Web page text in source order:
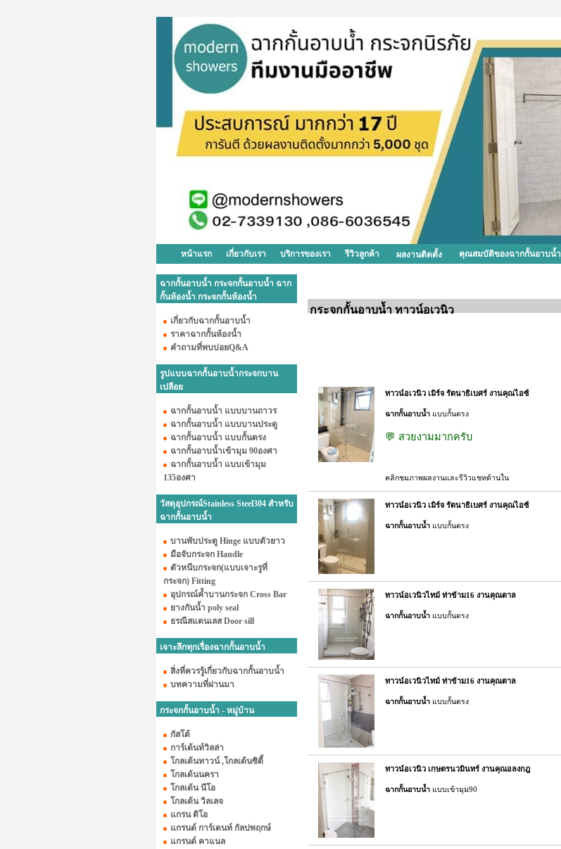
หน้าแรก เกี่ยวกับเรา บริการของเรา รีวิวลูกค้า ผลงานติดตั้ง คุณสมบัติของฉากกั้นอาบน้ำ
ฉากกั้นอาบน้ำ กระจกกั้นอาบน้ำ ฉาก
กั้นห้องน้ำ กระจกกั้นห้องน้ำ
เกี่ยวกับฉากกั้นอาบน้ำ
ราคาฉากกั้นห้องน้ำ
คำถามที่พบบ่อยQ&A
รูปแบบฉากกั้นอาบน้ำกระจกบาน
เปลือย
ฉากกั้นอาบน้ำ แบบบานถาวร
ฉากกั้นอาบน้ำ แบบบานประตู
ฉากกั้นอาบน้ำ แบบกั้นตรง
ฉากกั้นอาบน้ำเข้ามุม 90องศา
ฉากกั้นอาบน้ำ แบบเข้ามุม
135องศา
วัสดุอุปกรณ์Stainless Steel304 สำหรับ
ฉากกั้นอาบน้ำ
บานพับประตู Hinge แบบตัวยาว
มือจับกระจก Handle
ตัวหนีบกระจก(แบบเจาะรูที่
กระจก) Fitting
อุปกรณ์ค้ำบานกระจก Cross Bar
ยางกันน้ำ poly seal
ธรณีสแตนเลส Door sill
เจาะลึกทุกเรื่องฉากกั้นอาบน้ำ
สิ่งที่ควรรู้เกี่ยวกับฉากกั้นอาบน้ำ
บทความที่ผ่านมา
กระจกกั้นอาบน้ำ - หมู่บ้าน
กัสโต้
การ์เด้นท์วิลล่า
โกลเด้นทาวน์ ,โกลเด้นซิตี้
โกลเด้นนครา
โกลเด้น นีโอ
โกลเด้น วิลเลจ
แกรน ดิโอ
แกรนด์ การ์เดนท์ กัลปพฤกษ์
แกรนด์ คาแนล
กระจกกั้นอาบน้ำ ทาวน์อเวนิว
ทาวน์อเวนิว เมิร์จ รัตนาธิเบศร์ งานคุณไอซ์
ฉากกั้นอาบน้ำ แบบกั้นตรง
💬 สวยงามมากครับ
คลิกชมภาพผลงานและรีวิวแชทด้านใน
ทาวน์อเวนิว เมิร์จ รัตนาธิเบศร์ งานคุณไอซ์
ฉากกั้นอาบน้ำ แบบกั้นตรง
ทาวน์อเวนิวไทม์ ท่าข้าม16 งานคุณตาล
ฉากกั้นอาบน้ำ แบบกั้นตรง
ทาวน์อเวนิวไทม์ ท่าข้าม16 งานคุณตาล
ฉากกั้นอาบน้ำ แบบกั้นตรง
ทาวน์อเวนิว เกษตรนวมินทร์ งานคุณอลงกฎ
ฉากกั้นอาบน้ำ แบบเข้ามุม90